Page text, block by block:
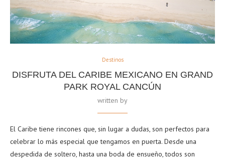
Destinos
DISFRUTA DEL CARIBE MEXICANO EN GRAND
PARK ROYAL CANCÚN
written by
El Caribe tiene rincones que, sin lugar a dudas, son perfectos para
celebrar lo más especial que tengamos en puerta. Desde una
despedida de soltero, hasta una boda de ensueño, todos son